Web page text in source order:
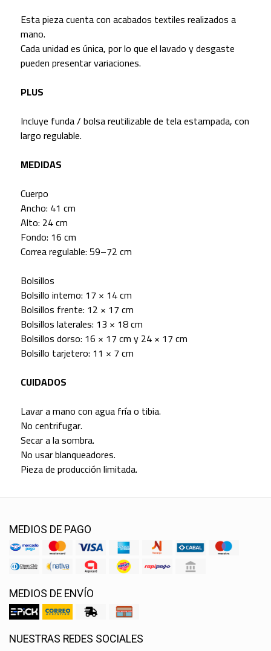
Esta pieza cuenta con acabados textiles realizados a
mano.
Cada unidad es única, por lo que el lavado y desgaste
pueden presentar variaciones.
PLUS
Incluye funda / bolsa reutilizable de tela estampada, con
largo regulable.
MEDIDAS
Cuerpo
Ancho: 41 cm
Alto: 24 cm
Fondo: 16 cm
Correa regulable: 59–72 cm
Bolsillos
Bolsillo interno: 17 × 14 cm
Bolsillos frente: 12 × 17 cm
Bolsillos laterales: 13 × 18 cm
Bolsillos dorso: 16 × 17 cm y 24 × 17 cm
Bolsillo tarjetero: 11 × 7 cm
CUIDADOS
Lavar a mano con agua fría o tibia.
No centrifugar.
Secar a la sombra.
No usar blanqueadores.
Pieza de producción limitada.
MEDIOS DE PAGO
MEDIOS DE ENVÍO
NUESTRAS REDES SOCIALES